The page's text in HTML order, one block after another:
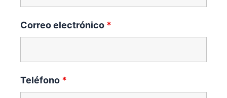
Correo electrónico *
Teléfono *